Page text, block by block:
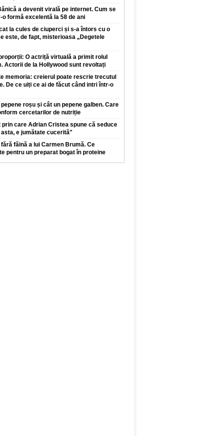
a devenit virală pe internet. Cum se
formă excelentă la 58 de ani
la cules de ciuperci și s-a întors cu o
este, de fapt, misterioasa „Degetele
O actriță virtuală a primit rolul
Actorii de la Hollywood sunt revoltați
memoria: creierul poate rescrie trecutul
De ce uiți ce ai de făcut când intri într-o
roșu și cât un pepene galben. Care
cercetarilor de nutriție
prin care Adrian Cristea spune că seduce
e jumătate cucerită"
fără făină a lui Carmen Brumă. Ce
pentru un preparat bogat în proteine